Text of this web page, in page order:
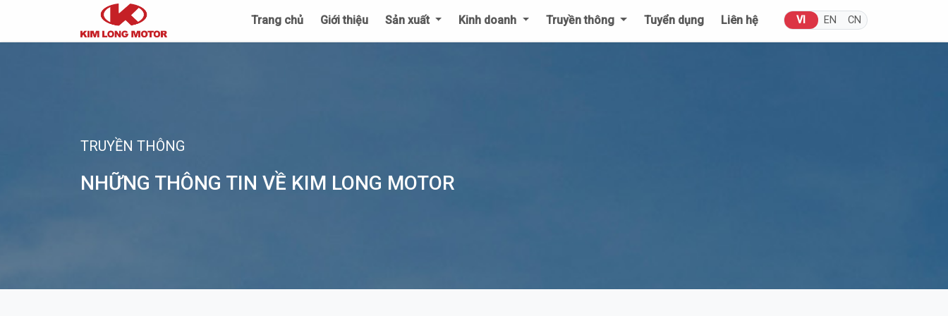
Trang chủ Giới thiệu Sản xuất Kinh doanh Truyền thông Tuyển dụng Liên hệ VI EN CN
TRUYỀN THÔNG
NHỮNG THÔNG TIN VỀ KIM LONG MOTOR